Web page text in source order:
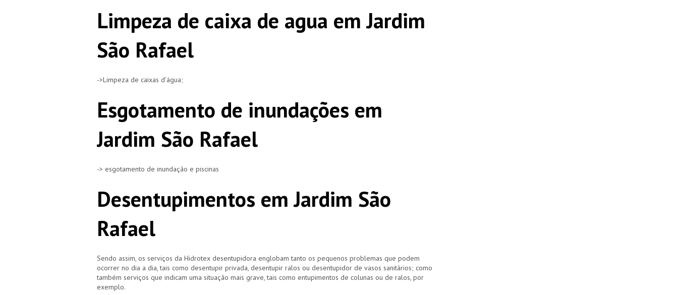
Limpeza de caixa de agua em Jardim
São Rafael
->Limpeza de caixas d’água;
Esgotamento de inundações em
Jardim São Rafael
-> esgotamento de inundação e piscinas
Desentupimentos em Jardim São
Rafael
Sendo assim, os serviços da Hidrotex desentupidora englobam tanto os pequenos problemas que podem
ocorrer no dia a dia, tais como desentupir privada, desentupir ralos ou desentupidor de vasos sanitários; como
também serviços que indicam uma situação mais grave, tais como entupimentos de colunas ou de ralos, por
exemplo.